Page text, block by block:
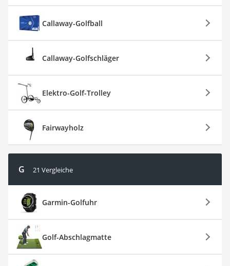
Callaway-Golfball
Callaway-Golfschläger
Elektro-Golf-Trolley
Fairwayholz
G 21 Vergleiche
Garmin-Golfuhr
Golf-Abschlagmatte